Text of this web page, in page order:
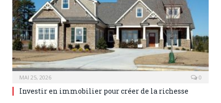
MAI 25, 2026 0
Investir en immobilier pour créer de la richesse